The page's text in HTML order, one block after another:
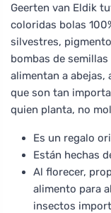
Geerten van Eldik
coloridas bolas
silvestres,
bombas de
alimentan a
que son tan
quien planta, no
Es un regalo
Están hechas
Al florecer,
alimento para
insectos